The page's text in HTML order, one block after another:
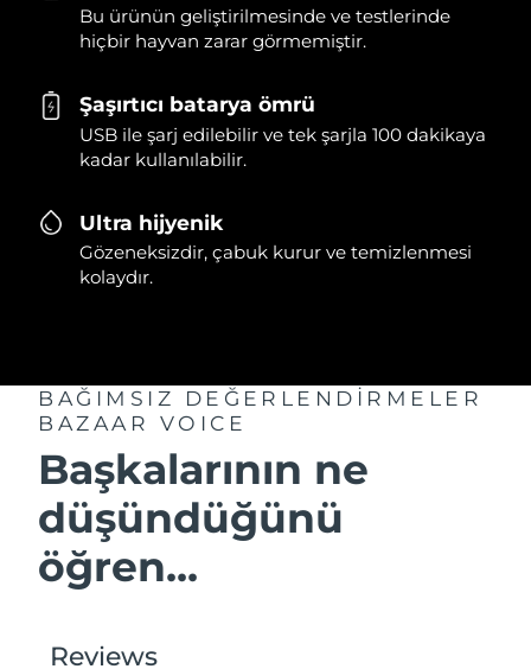
Bu ürünün geliştirilmesinde ve testlerinde
hiçbir hayvan zarar görmemiştir.
Şaşırtıcı batarya ömrü
USB ile şarj edilebilir ve tek şarjla 100 dakikaya
kadar kullanılabilir.
Ultra hijyenik
Gözeneksizdir, çabuk kurur ve temizlenmesi
kolaydır.
BAĞIMSIZ DEĞERLENDİRMELER
BAZAAR VOICE
Başkalarının ne
düşündüğünü
öğren...